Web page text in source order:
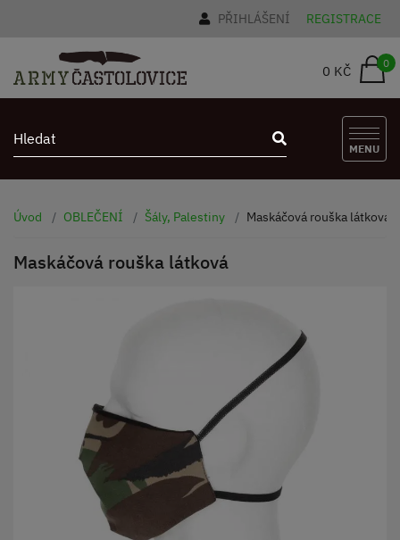
PŘIHLÁŠENÍ REGISTRACE
0 KČ 0
MENU
Úvod OBLEČENÍ Šály, Palestiny Maskáčová rouška látková
Maskáčová rouška látková